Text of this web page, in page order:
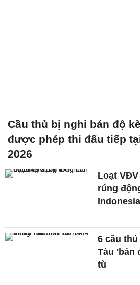
Cầu thủ bị nghi bán độ
được phép thi đấu tiếp
2026
Loạt
rúng
Indonesia
6 cầu thủ
Tàu 'bán
tù